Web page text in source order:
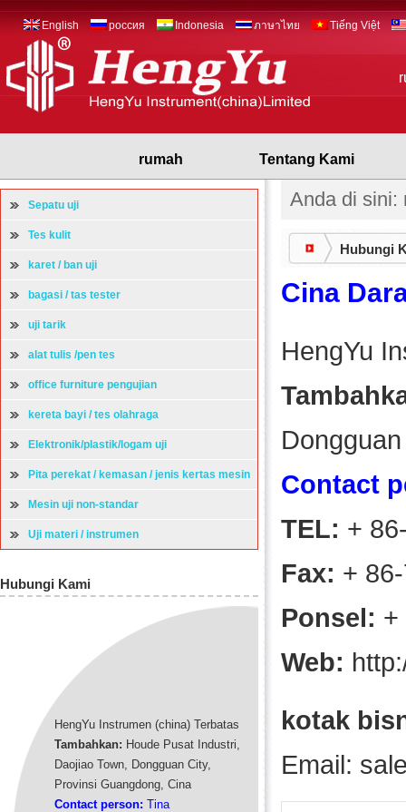
Tiếng Việt
ภาษาไทย
Indonesia
россия
English
rumah Tentang Kami
Sepatu uji
Tes kulit
karet / ban uji
bagasi / tas tester
uji tarik
alat tulis /pen tes
office furniture pengujian
kereta bayi / tes olahraga
Elektronik/plastik/logam uji
Pita perekat / kemasan / jenis kertas mesin
uji Mesin uji non-standar
Uji materi / instrumen
Hubungi Kami
HengYu Instrumen (china) Terbatas
Tambahkan: Houde Pusat Industri,
Daojiao Town, Dongguan City,
Provinsi Guangdong, Cina
Contact person: Tina
Anda di sini:
Hubungi
Cina
HengYu
Contact
TEL: +
Fax: +
Ponsel: +
Web:
kotak
Email: